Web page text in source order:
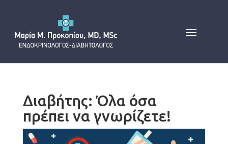
Διαβήτης: Όλα όσα
πρέπει να γνωρίζετε!